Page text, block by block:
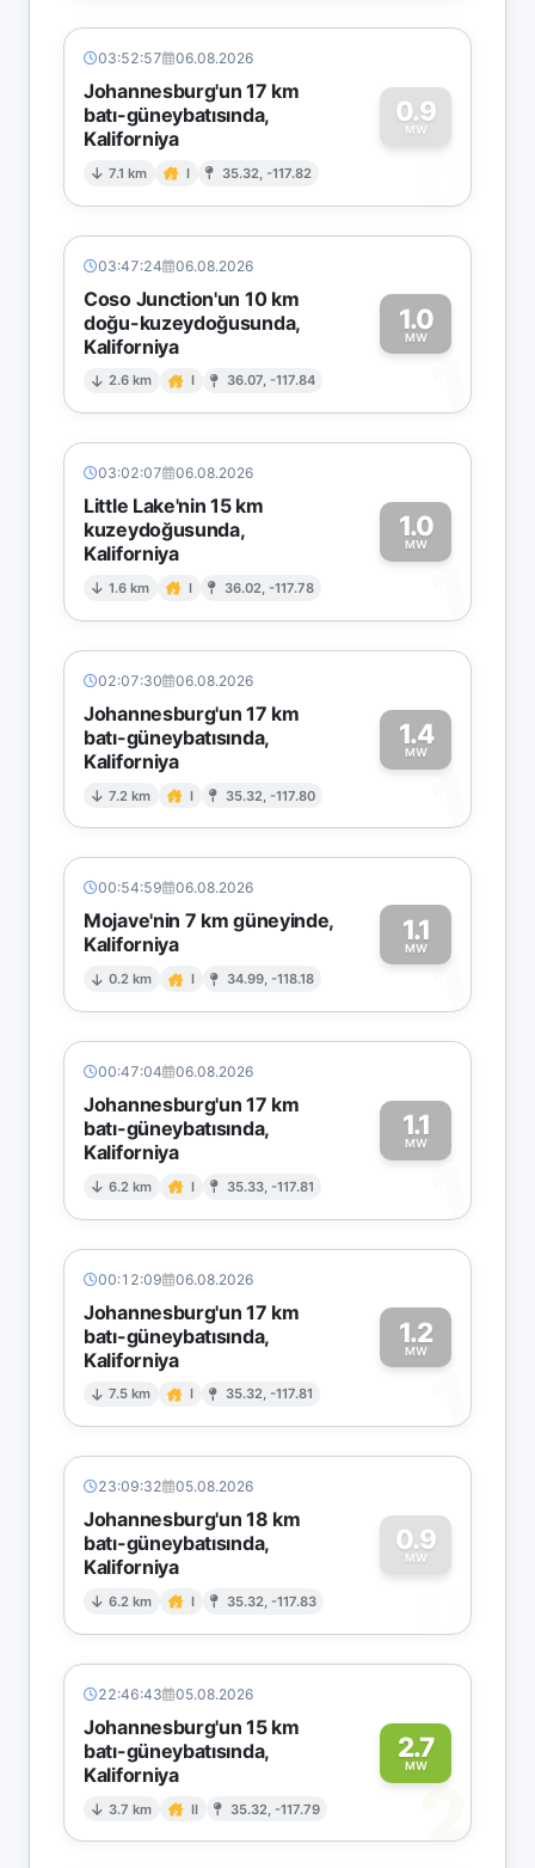
03:52:57 06.08.2026
Johannesburg'un 17 km
batı-güneybatısında,
Kaliforniya
7.1 km I 35.32, -117.82
0.9
MW
0
03:47:24 06.08.2026
Coso Junction'un 10 km
doğu-kuzeydoğusunda,
Kaliforniya
2.6 km I 36.07, -117.84
1.0
MW
1
03:02:07 06.08.2026
Little Lake'nin 15 km
kuzeydoğusunda,
Kaliforniya
1.6 km I 36.02, -117.78
1.0
MW
1
02:07:30 06.08.2026
Johannesburg'un 17 km
batı-güneybatısında,
Kaliforniya
7.2 km I 35.32, -117.80
1.4
MW
1
00:54:59 06.08.2026
Mojave'nin 7 km güneyinde,
Kaliforniya
0.2 km I 34.99, -118.18
1.1
MW1
00:47:04 06.08.2026
Johannesburg'un 17 km
batı-güneybatısında,
Kaliforniya
6.2 km I 35.33, -117.81
1.1
MW
1
00:12:09 06.08.2026
Johannesburg'un 17 km
batı-güneybatısında,
Kaliforniya
7.5 km I 35.32, -117.81
1.2
MW
1
23:09:32 05.08.2026
Johannesburg'un 18 km
batı-güneybatısında,
Kaliforniya
6.2 km I 35.32, -117.83
0.9
MW
0
22:46:43 05.08.2026
Johannesburg'un 15 km
batı-güneybatısında,
Kaliforniya
3.7 km II 35.32, -117.79
2.7
MW
2